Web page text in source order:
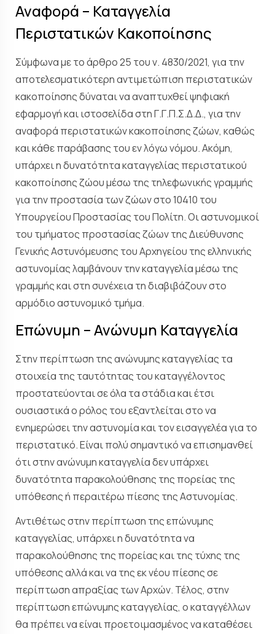
Αναφορά – Καταγγελία
Περιστατικών Κακοποίησης
Σύμφωνα με το άρθρο 25 του ν. 4830/2021, για την
αποτελεσματικότερη αντιμετώπιση περιστατικών
κακοποίησης δύναται να αναπτυχθεί ψηφιακή
εφαρμογή και ιστοσελίδα στη Γ.Γ.Π.Σ.Δ.Δ., για την
αναφορά περιστατικών κακοποίησης ζώων, καθώς
και κάθε παράβασης του εν λόγω νόμου. Ακόμη,
υπάρχει η δυνατότητα καταγγελίας περιστατικού
κακοποίησης ζώου μέσω της τηλεφωνικής γραμμής
για την προστασία των ζώων στο 10410 του
Υπουργείου Προστασίας του Πολίτη. Οι αστυνομικοί
του τμήματος προστασίας ζώων της Διεύθυνσης
Γενικής Αστυνόμευσης του Αρχηγείου της ελληνικής
αστυνομίας λαμβάνουν την καταγγελία μέσω της
γραμμής και στη συνέχεια τη διαβιβάζουν στο
αρμόδιο αστυνομικό τμήμα.
Επώνυμη – Ανώνυμη Καταγγελία
Στην περίπτωση της ανώνυμης καταγγελίας τα
στοιχεία της ταυτότητας του καταγγέλοντος
προστατεύονται σε όλα τα στάδια και έτσι
ουσιαστικά ο ρόλος του εξαντλείται στο να
ενημερώσει την αστυνομία και τον εισαγγελέα για το
περιστατικό. Είναι πολύ σημαντικό να επισημανθεί
ότι στην ανώνυμη καταγγελία δεν υπάρχει
δυνατότητα παρακολούθησης της πορείας της
υπόθεσης ή περαιτέρω πίεσης της Αστυνομίας.
Αντιθέτως στην περίπτωση της επώνυμης
καταγγελίας, υπάρχει η δυνατότητα να
παρακολούθησης της πορείας και της τύχης της
υπόθεσης αλλά και να της εκ νέου πίεσης σε
περίπτωση απραξίας των Αρχών. Τέλος, στην
περίπτωση επώνυμης καταγγελίας, ο καταγγέλλων
θα πρέπει να είναι προετοιμασμένος να καταθέσει